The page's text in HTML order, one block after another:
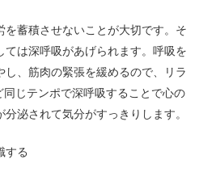
を蓄積させないことが大切です。そ
は深呼吸があげられます。呼吸を
、筋肉の緊張を緩めるので、リラ
同じテンポで深呼吸することで心の
泌されて気分がすっきりします。
する